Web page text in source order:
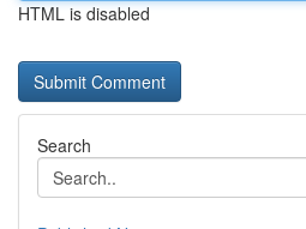
HTML is disabled
Search